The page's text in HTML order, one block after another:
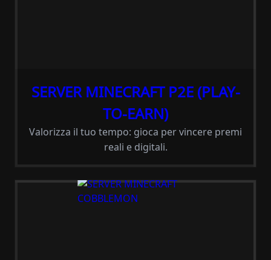
SERVER MINECRAFT P2E (PLAY-
TO-EARN)
Valorizza il tuo tempo: gioca per vincere premi
reali e digitali.